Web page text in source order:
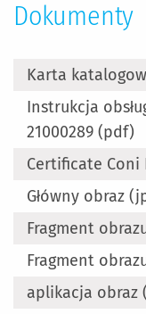
Dokumenty
Karta
Instrukcja
21000289 (pdf)
Certificate Coni
Główny obraz
Fragment
Fragment
aplikacja obraz